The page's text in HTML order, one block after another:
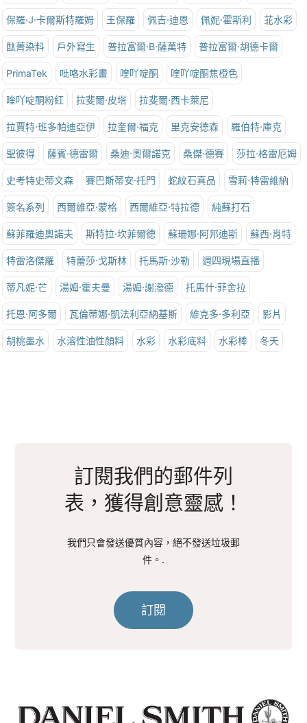
保羅·J·卡爾斯特羅姆 王保羅 佩吉·迪恩 佩妮·霍斯利 苝水彩
酞菁染料 戶外寫生 普拉富爾·B·薩萬特 普拉富爾·胡德卡爾
PrimaTek 吡咯水彩畫 喹吖啶酮 喹吖啶酮焦橙色
喹吖啶酮粉紅 拉斐爾·皮塔 拉斐爾·西卡萊尼
拉賈特·班多帕迪亞伊 拉奎爾·福克 里克安德森 羅伯特·庫克
聖彼得 薩賓·德雷爾 桑迪·奧爾諾克 桑傑·德賽 莎拉·格雷厄姆
史考特史蒂文森 賽巴斯蒂安·托門 蛇紋石真品 雪莉·特雷維納
簽名系列 西爾維亞·蒙格 西爾維亞·特拉德 純蘇打石
蘇菲羅迪奧諾夫 斯特拉·坎菲爾德 蘇珊娜·阿邦迪斯 蘇西·肖特
特雷洛傑羅 特蕾莎·戈斯林 托馬斯·沙勒 週四現場直播
蒂凡妮·芒 湯姆·霍夫曼 湯姆·謝潑德 托馬什·菲舍拉
托恩·阿多爾 瓦倫蒂娜·凱法利亞納基斯 維克多·多利亞 影片
胡桃墨水 水溶性油性顏料 水彩 水彩底料 水彩棒 冬天
訂閱我們的郵件列
表，獲得創意靈感！
我們只會發送優質內容，絕不發送垃圾郵
件。.
訂閱